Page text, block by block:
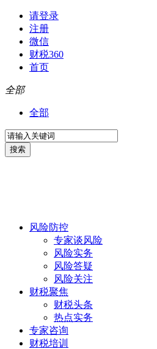
请登录
注册
微信
财税360
首页
全部
全部
风险防控
专家谈风险
风险实务
风险答疑
风险关注
财税聚焦
财税头条
热点实务
专家咨询
财税培训